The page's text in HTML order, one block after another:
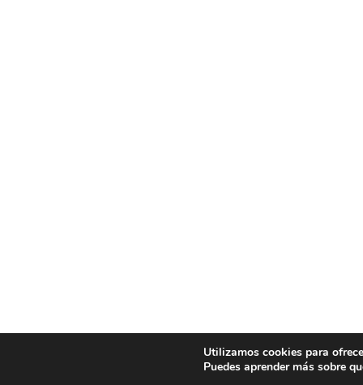
Utilizamos cookies para
Puedes aprender más sobre